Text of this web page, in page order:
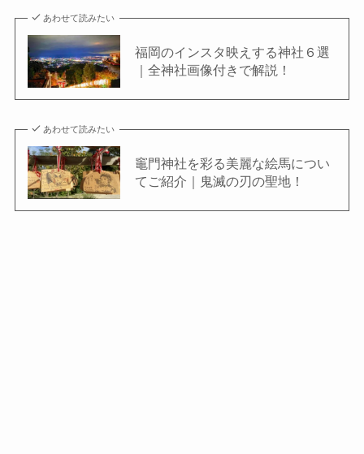
あわせて読みたい
福岡のインスタ映えする神社６選
｜全神社画像付きで解説！
あわせて読みたい
竈門神社を彩る美麗な絵馬につい
てご紹介｜鬼滅の刃の聖地！